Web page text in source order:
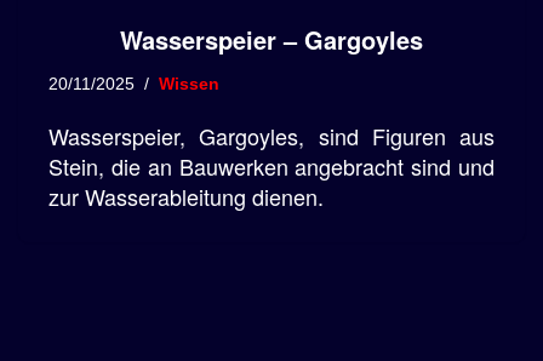
Wasserspeier – Gargoyles
20/11/2025 Wissen
Wasserspeier, Gargoyles, sind Figuren aus
Stein, die an Bauwerken angebracht sind und
zur Wasserableitung dienen.